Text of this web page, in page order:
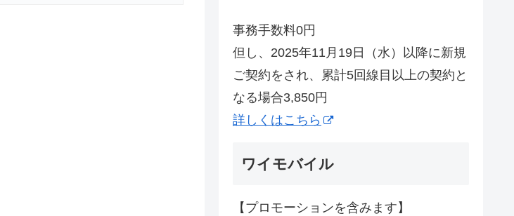
事務手数料0円
但し、2025年11月19日（水）以降に新規
ご契約をされ、累計5回線目以上の契約と
なる場合3,850円
詳しくはこちら
ワイモバイル
【プロモーションを含みます】